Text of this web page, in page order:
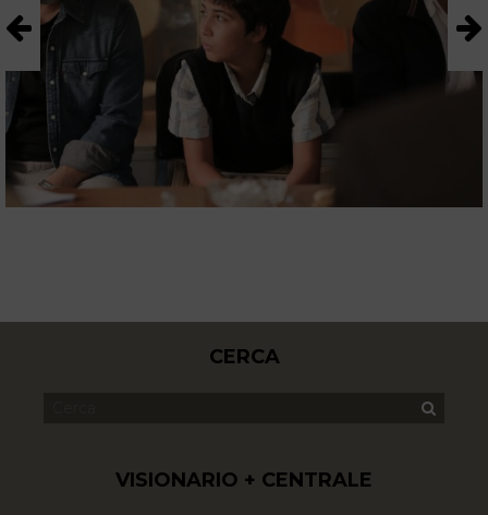
CERCA
VISIONARIO + CENTRALE